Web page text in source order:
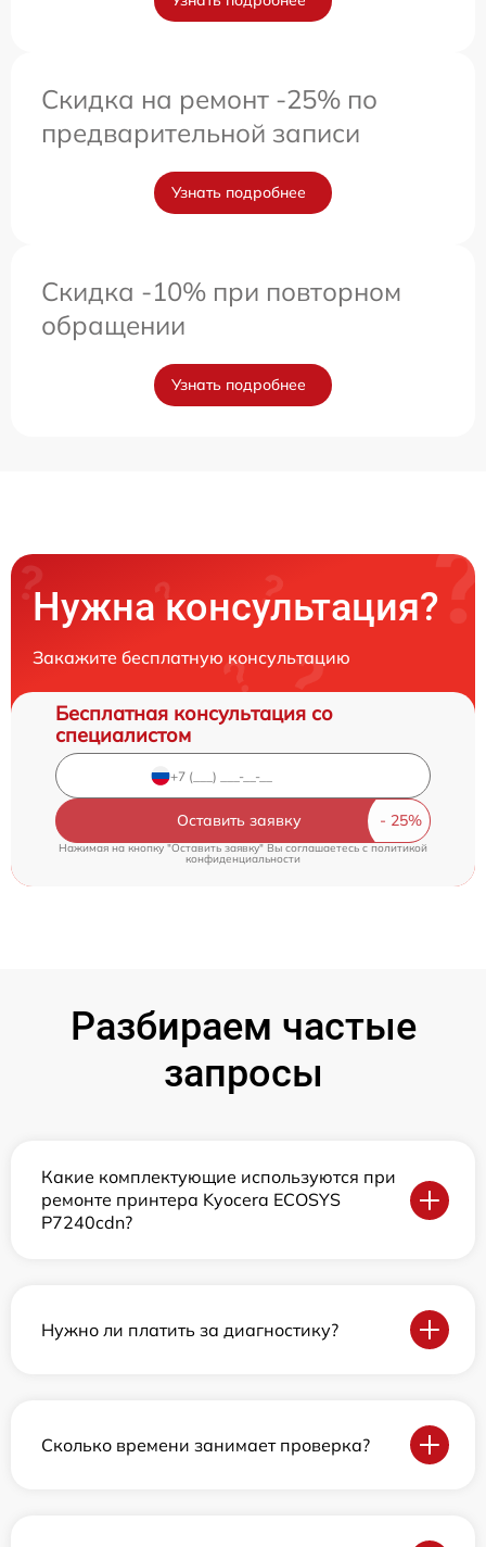
Скидка на ремонт -25% по
предварительной записи
Узнать подробнее
Скидка -10% при повторном
обращении
Узнать подробнее
Нужна консультация?
Закажите бесплатную консультацию
Бесплатная консультация со
специалистом
Оставить заявку
Нажимая на кнопку "Оставить заявку" Вы соглашаетесь cполитикой
конфиденциальности
Разбираем частые
запросы
Какие комплектующие используются при
ремонте принтера Kyocera ECOSYS
P7240cdn?
Нужно ли платить за диагностику?
Сколько времени занимает проверка?